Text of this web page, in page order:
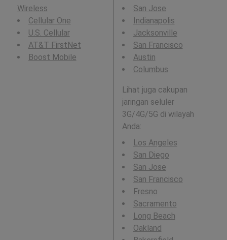
Wireless
Cellular One
U.S. Cellular
AT&T FirstNet
Boost Mobile
San Jose
Indianapolis
Jacksonville
San Francisco
Austin
Columbus
Lihat juga cakupan
jaringan seluler
3G/4G/5G di wilayah
Anda:
Los Angeles
San Diego
San Jose
San Francisco
Fresno
Sacramento
Long Beach
Oakland